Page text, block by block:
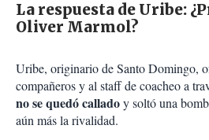
La respuesta de Uribe:
Oliver Marmol?
Uribe, originario de Santo Domingo,
compañeros y al staff de coacheo a
no se quedó calladoy soltó una
aún más la rivalidad.